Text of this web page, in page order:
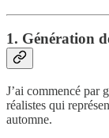
1. Génération
J’ai commencé par
réalistes qui
automne.